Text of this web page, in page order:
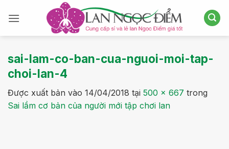
qua
sai-lam-co-ban-cua-nguoi-moi-tap-
choi-lan-4
Được xuất bản vào 14/04/2018 tại 500 × 667 trong
Sai lầm cơ bản của người mới tập chơi lan